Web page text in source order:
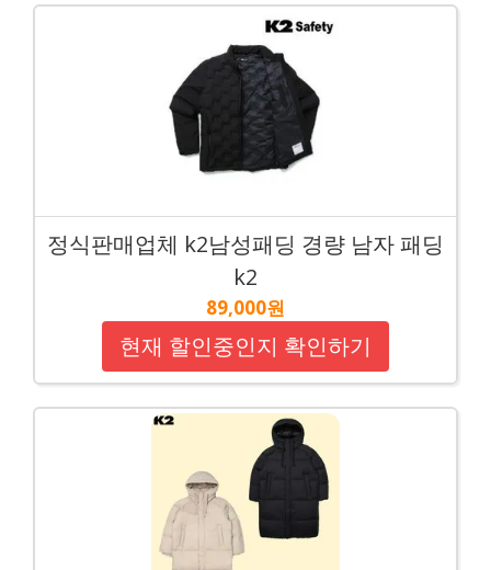
정식판매업체 k2남성패딩 경량 남자 패딩
k2
89,000원
현재 할인중인지 확인하기